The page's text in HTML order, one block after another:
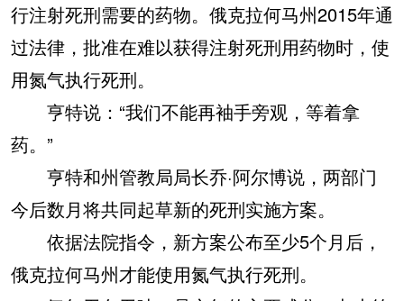
行注射死刑需要的药物。俄克拉何马州2015年通
过法律，批准在难以获得注射死刑用药物时，使
用氮气执行死刑。
亨特说：“我们不能再袖手旁观，等着拿
药。”
亨特和州管教局局长乔·阿尔博说，两部门
今后数月将共同起草新的死刑实施方案。
依据法院指令，新方案公布至少5个月后，
俄克拉何马州才能使用氮气执行死刑。